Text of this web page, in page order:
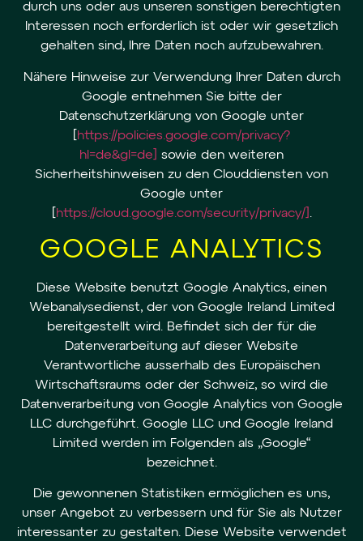
durch uns oder aus unseren sonstigen berechtigten
Interessen noch erforderlich ist oder wir gesetzlich
gehalten sind, Ihre Daten noch aufzubewahren.
Nähere Hinweise zur Verwendung Ihrer Daten durch
Google entnehmen Sie bitte der
Datenschutzerklärung von Google unter
https://policies.google.com/privacy?
hl=de&gl=de]
sowie den weiteren
Sicherheitshinweisen zu den Clouddiensten von
Google unter
https://cloud.google.com/security/privacy/] .
GOOGLE ANALYTICS
Diese Website benutzt Google Analytics, einen
Webanalysedienst, der von Google Ireland Limited
bereitgestellt wird. Befindet sich der für die
Datenverarbeitung auf dieser Website
Verantwortliche ausserhalb des Europäischen
Wirtschaftsraums oder der Schweiz, so wird die
Datenverarbeitung von Google Analytics von Google
LLC durchgeführt. Google LLC und Google Ireland
Limited werden im Folgenden als „Google“
bezeichnet.
Die gewonnenen Statistiken ermöglichen es uns,
unser Angebot zu verbessern und für Sie als Nutzer
interessanter zu gestalten. Diese Website verwendet